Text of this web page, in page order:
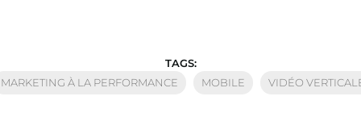
TAGS:
MARKETING À LA PERFORMANCE
MOBILE VIDÉO